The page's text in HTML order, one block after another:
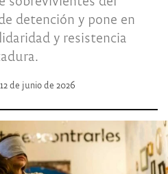
detención y pone en
y resistencia
12 de junio de 2026